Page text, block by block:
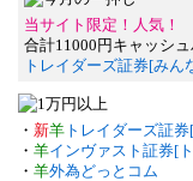
当サイト限定！人気！
合計11000円キャッシュ
トレイダーズ証券[みん
・ 新羊 トレイダーズ証
・ 羊インヴァスト証券[
・ 羊外為どっとコム